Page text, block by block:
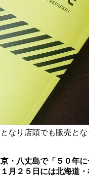
なり店頭でも販売と
・八丈島で「５０年
月２５日には北海道